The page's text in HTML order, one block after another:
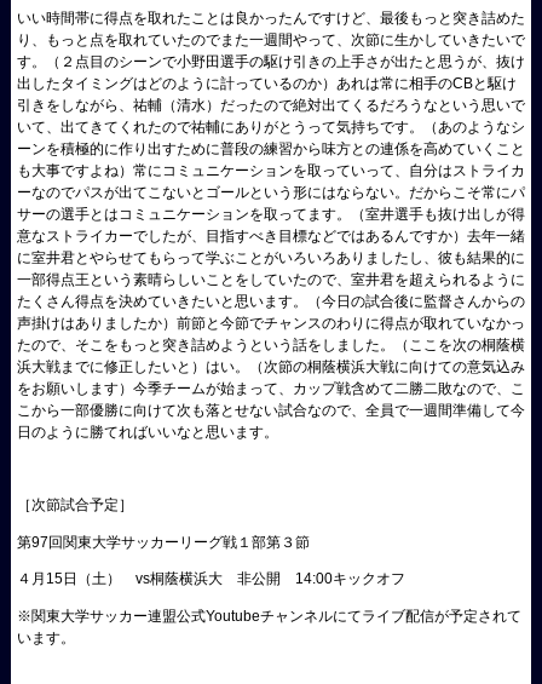
いい時間帯に得点を取れたことは良かったんですけど、最後もっと突き詰めた
り、もっと点を取れていたのでまた一週間やって、次節に生かしていきたいで
す。（２点目のシーンで小野田選手の駆け引きの上手さが出たと思うが、抜け
出したタイミングはどのように計っているのか）あれは常に相手のCBと駆け
引きをしながら、祐輔（清水）だったので絶対出てくるだろうなという思いで
いて、出てきてくれたので祐輔にありがとうって気持ちです。（あのようなシ
ーンを積極的に作り出すために普段の練習から味方との連係を高めていくこと
も大事ですよね）常にコミュニケーションを取っていって、自分はストライカ
ーなのでパスが出てこないとゴールという形にはならない。だからこそ常にパ
サーの選手とはコミュニケーションを取ってます。（室井選手も抜け出しが得
意なストライカーでしたが、目指すべき目標などではあるんですか）去年一緒
に室井君とやらせてもらって学ぶことがいろいろありましたし、彼も結果的に
一部得点王という素晴らしいことをしていたので、室井君を超えられるように
たくさん得点を決めていきたいと思います。（今日の試合後に監督さんからの
声掛けはありましたか）前節と今節でチャンスのわりに得点が取れていなかっ
たので、そこをもっと突き詰めようという話をしました。（ここを次の桐蔭横
浜大戦までに修正したいと）はい。（次節の桐蔭横浜大戦に向けての意気込み
をお願いします）今季チームが始まって、カップ戦含めて二勝二敗なので、こ
こから一部優勝に向けて次も落とせない試合なので、全員で一週間準備して今
日のように勝てればいいなと思います。
［次節試合予定］
第97回関東大学サッカーリーグ戦１部第３節
４月15日（土） vs桐蔭横浜大 非公開 14:00キックオフ
※関東大学サッカー連盟公式Youtubeチャンネルにてライブ配信が予定されて
います。